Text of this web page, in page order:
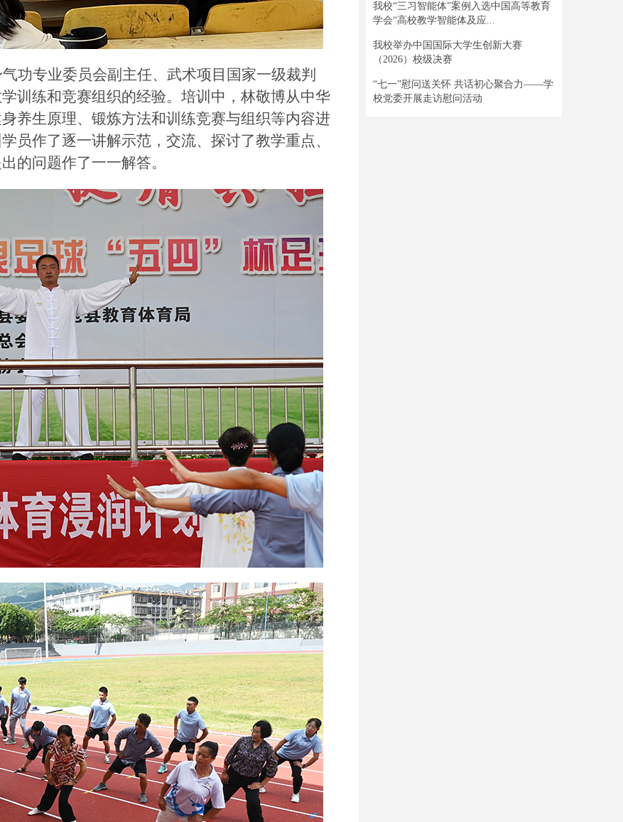
功专业委员会副主任、武术项目国家一级裁判
训练和竞赛组织的经验。培训中，林敬博从中华
养生原理、锻炼方法和训练竞赛与组织等内容进
员作了逐一讲解示范，交流、探讨了教学重点、
的问题作了一一解答。
我校“三习智能体”案例入选中国高等教育
学会“高校教学智能体及应...
我校举办中国国际大学生创新大赛
（2026）校级决赛
“七一”慰问送关怀 共话初心聚合力——学
校党委开展走访慰问活动